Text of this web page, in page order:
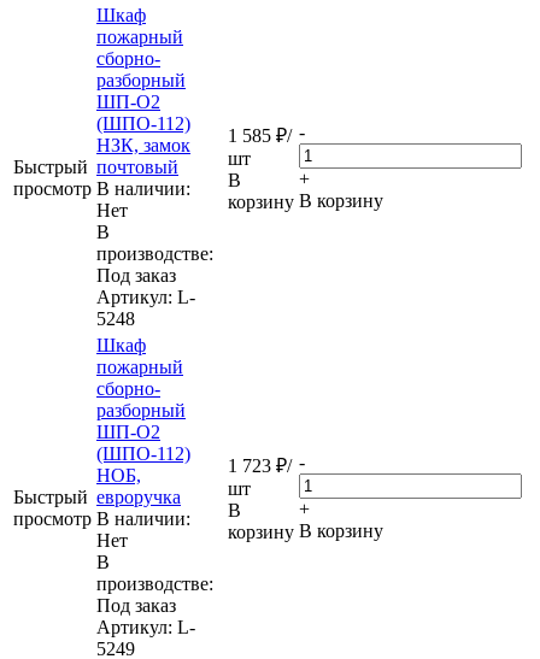
Быстрый
просмотр
Шкаф
пожарный
сборно-
разборный
ШП-О2
(ШПО-112)
НЗК, замок
почтовый
В наличии:
Нет
В
производстве:
Под заказ
Артикул: L-
5248
1 585 ₽/
шт
В
корзину
-
+
В корзину
Быстрый
просмотр
Шкаф
пожарный
сборно-
разборный
ШП-О2
(ШПО-112)
НОБ,
евроручка
В наличии:
Нет
В
производстве:
Под заказ
Артикул: L-
5249
1 723 ₽/
шт
В
корзину
-
+
В корзину